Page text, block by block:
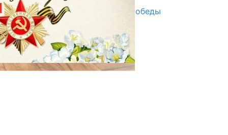
Награды в преддверии Дня Победы
29.04.2025